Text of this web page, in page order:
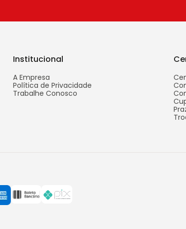
Institucional
A Empresa
Política de Privacidade
Trabalhe Conosco